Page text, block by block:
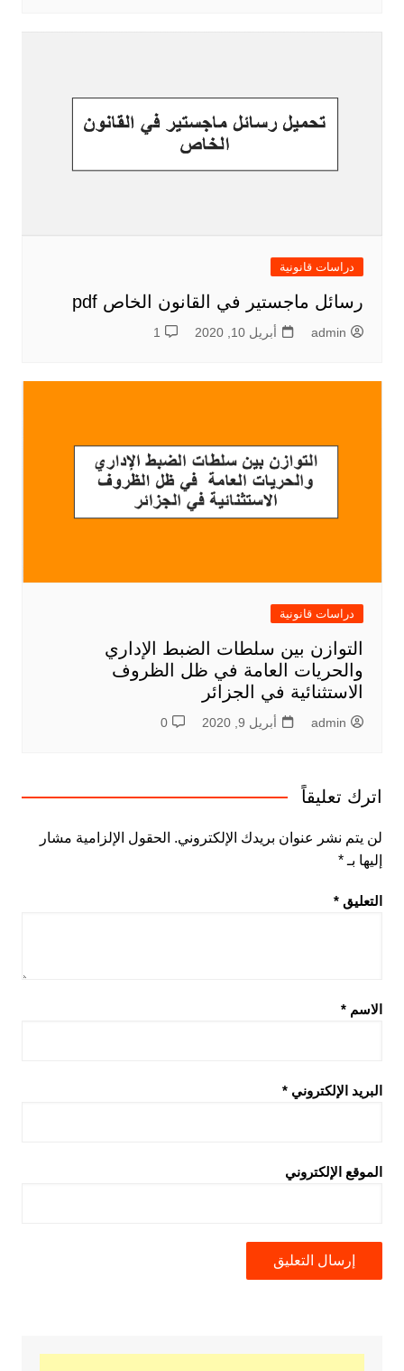
دراسات قانونية
رسائل ماجستير في القانون الخاص pdf
admin أبريل 10, 2020 1
دراسات قانونية
التوازن بين سلطات الضبط الإداري
والحريات العامة في ظل الظروف
الاستثنائية في الجزائر
admin أبريل 9, 2020 0
اترك تعليقاً
لن يتم نشر عنوان بريدك الإلكتروني. الحقول الإلزامية مشار
إليها بـ *
التعليق *
الاسم *
البريد الإلكتروني *
الموقع الإلكتروني